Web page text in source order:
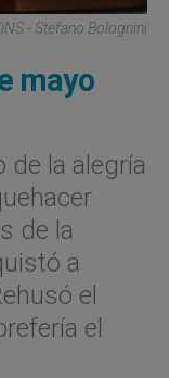
- Stefano Bolognini
mayo
de la alegría
de la
a
el
el